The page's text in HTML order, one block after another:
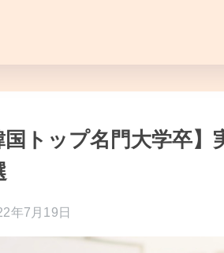
国トップ名門大学卒
年7月19日